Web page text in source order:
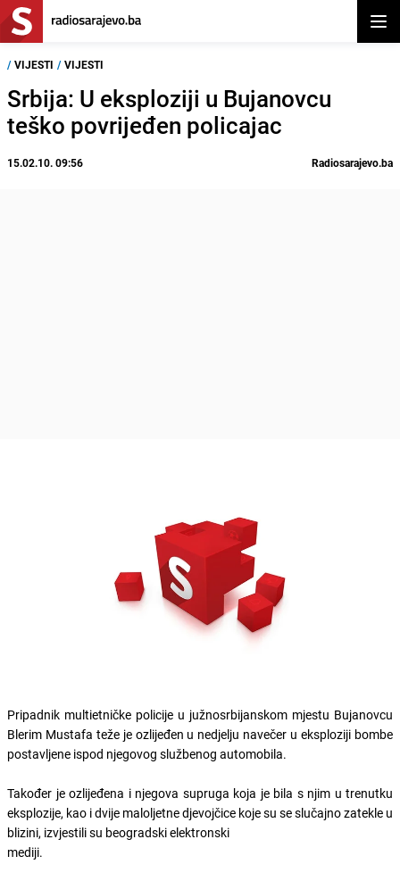
/ VIJESTI / VIJESTI
Srbija: U eksploziji u Bujanovcu
teško povrijeđen policajac
15.02.10. 09:56 Radiosarajevo.ba
Pripadnik multietničke policije u južnosrbijanskom mjestu Bujanovcu
Blerim Mustafa teže je ozlijeđen u nedjelju navečer u eksploziji bombe
postavljene ispod njegovog službenog automobila.
Također je ozlijeđena i njegova supruga koja je bila s njim u trenutku
eksplozije, kao i dvije maloljetne djevojčice koje su se slučajno zatekle u
blizini, izvjestili su beogradski elektronski
mediji.